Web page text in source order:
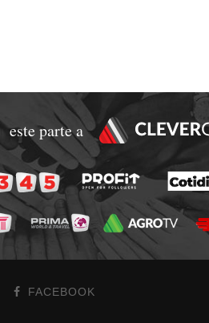
este parte a
FACEBOOK